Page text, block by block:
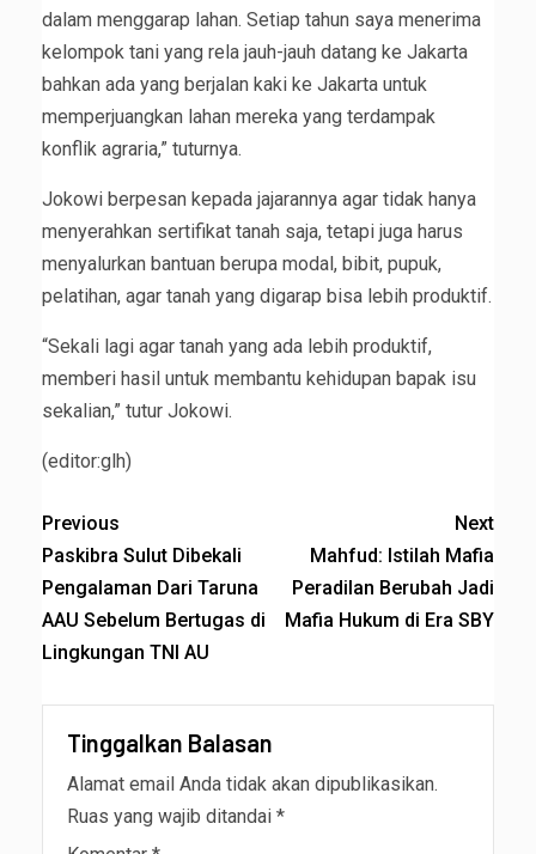
dalam menggarap lahan. Setiap tahun saya menerima
kelompok tani yang rela jauh-jauh datang ke Jakarta
bahkan ada yang berjalan kaki ke Jakarta untuk
memperjuangkan lahan mereka yang terdampak
konflik agraria,” tuturnya.
Jokowi berpesan kepada jajarannya agar tidak hanya
menyerahkan sertifikat tanah saja, tetapi juga harus
menyalurkan bantuan berupa modal, bibit, pupuk,
pelatihan, agar tanah yang digarap bisa lebih produktif.
“Sekali lagi agar tanah yang ada lebih produktif,
memberi hasil untuk membantu kehidupan bapak isu
sekalian,” tutur Jokowi.
(editor:glh)
Previous
Paskibra Sulut Dibekali
Pengalaman Dari Taruna
AAU Sebelum Bertugas di
Lingkungan TNI AU
Next
Mahfud: Istilah Mafia
Peradilan Berubah Jadi
Mafia Hukum di Era SBY
Tinggalkan Balasan
Alamat email Anda tidak akan dipublikasikan.
Ruas yang wajib ditandai *